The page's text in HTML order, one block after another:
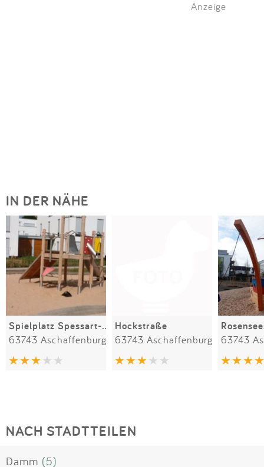
Anzeige
IN DER NÄHE
Spielplatz Spessart-Gärten
63743 Aschaffenburg
Hockstraße
63743 Aschaffenburg 63743
NACH STADTTEILEN
Damm (5)